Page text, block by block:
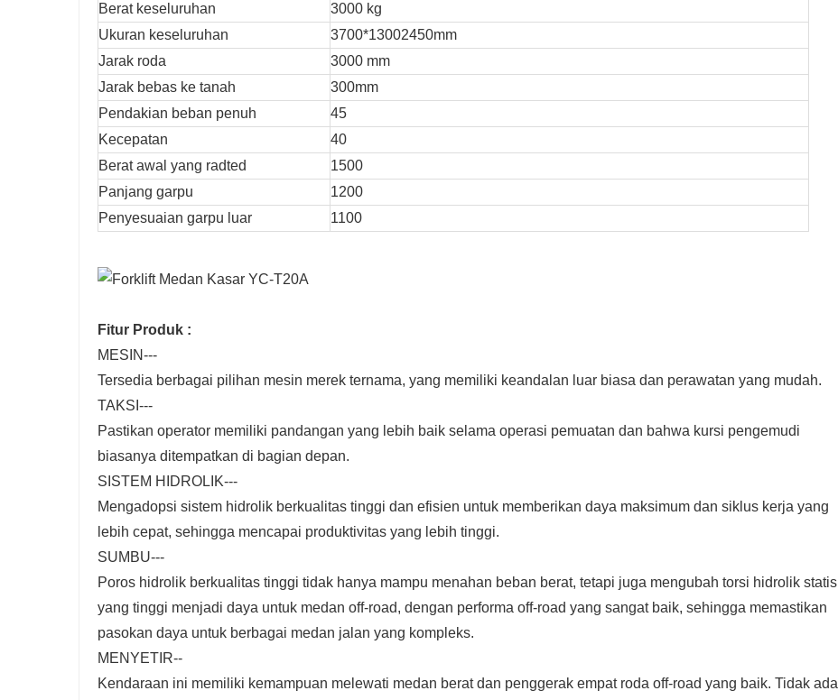
Berat keseluruhan
3000 kg
Ukuran keseluruhan
3700*13002450mm
Jarak roda
3000 mm
Jarak bebas ke tanah
300mm
Pendakian beban penuh
45
Kecepatan
40
Berat awal yang radted
1500
Panjang garpu
1200
Penyesuaian garpu luar
1100
Fitur Produk :
MESIN---
Tersedia berbagai pilihan mesin merek ternama, yang memiliki keandalan luar biasa dan perawatan yang mudah.
TAKSI---
Pastikan operator memiliki pandangan yang lebih baik selama operasi pemuatan dan bahwa kursi pengemudi
biasanya ditempatkan di bagian depan.
SISTEM HIDROLIK---
Mengadopsi sistem hidrolik berkualitas tinggi dan efisien untuk memberikan daya maksimum dan siklus kerja yang
lebih cepat, sehingga mencapai produktivitas yang lebih tinggi.
SUMBU---
Poros hidrolik berkualitas tinggi tidak hanya mampu menahan beban berat, tetapi juga mengubah torsi hidrolik statis
yang tinggi menjadi daya untuk medan off-road, dengan performa off-road yang sangat baik, sehingga memastikan
pasokan daya untuk berbagai medan jalan yang kompleks.
MENYETIR--
Kendaraan ini memiliki kemampuan melewati medan berat dan penggerak empat roda off-road yang baik. Tidak ada